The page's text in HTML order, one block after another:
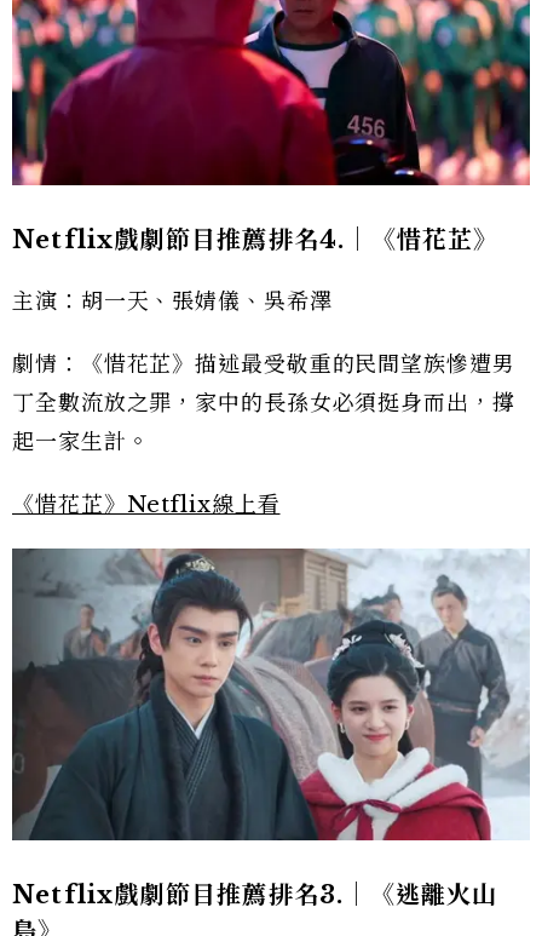
Netflix戲劇節目推薦排名4.｜《惜花芷》
主演：胡一天、張婧儀、吳希澤
劇情：《惜花芷》描述最受敬重的民間望族慘遭男
丁全數流放之罪，家中的長孫女必須挺身而出，撐
起一家生計。
《惜花芷》Netflix線上看
Netflix戲劇節目推薦排名3.｜《逃離火山